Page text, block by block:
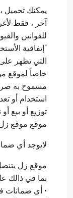
يمكنك
آخر ، فقط
للقوانين
“إتفاقية
التي تظهر
خاصاً لموقع
مسموح به
استخدام أو
توزيع أو بيع
موقع موقع
لايوجد أي
موقع زل
بما في ذالك
• أي ضمانات